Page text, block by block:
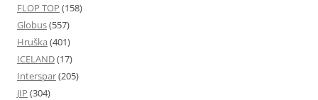
FLOP TOP (158)
Globus(557)
Hruška (401)
ICELAND(17)
Interspar(205)
JIP (304)